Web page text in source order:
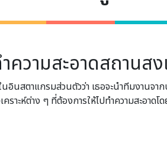
ามสะอาดสถานสง
นสตาแกรมส่วนตัวว่า เธอจะนำทีมงานจา
ะห์ต่าง ๆ ที่ต้องการให้ไปทำความสะอาด